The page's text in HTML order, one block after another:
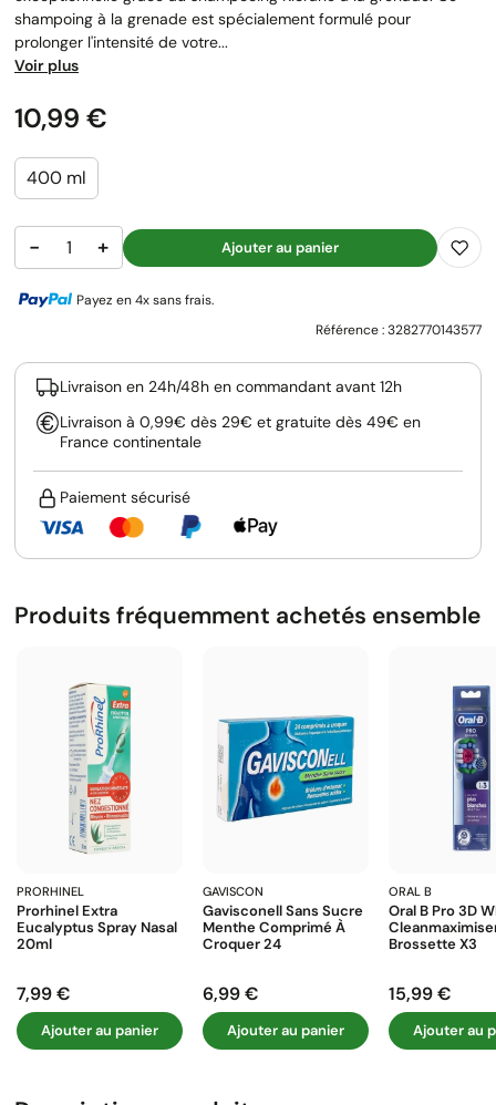
shampoing à la grenade est spécialement formulé pour
prolonger l'intensité de votre...
Voir plus
Prix
10,99 €
400 ml
− + Ajouter au panier
Payez en 4x sans frais.
Référence :3282770143577
Livraison en 24h/48h en commandant avant 12h
Livraison à 0,99€ dès 29€ et gratuite dès 49€ en
France continentale
Paiement sécurisé
Produits fréquemment achetés ensemble
PRORHINEL
Prorhinel Extra
Eucalyptus Spray Nasal
20ml
Prix
7,99 €
Ajouter au panier
GAVISCON
Gavisconell Sans Sucre
Menthe Comprimé À
Croquer 24
Prix
6,99 €
Ajouter au panier
ORAL B
Oral B Pro 3D
Brossette X3
Prix
15,99 €
Ajouter au